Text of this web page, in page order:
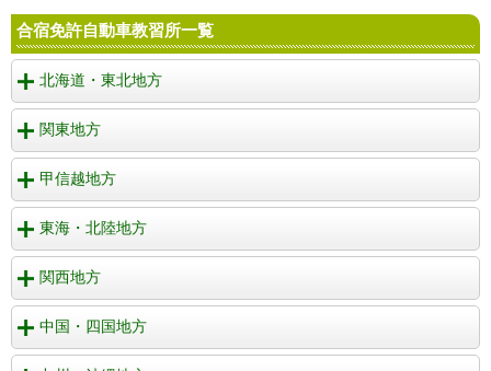
合宿免許自動車教習所一覧
北海道・東北地方
関東地方
甲信越地方
東海・北陸地方
関西地方
中国・四国地方